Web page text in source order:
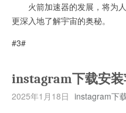
火箭加速器的发展，将为人
更深入地了解宇宙的奥秘。
#3#
instagram下载安
2025年1月18日 instagram下